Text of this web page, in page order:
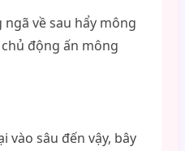
ngã về sau hẩy mông
động ấn mông
vào sâu đến vậy, bây